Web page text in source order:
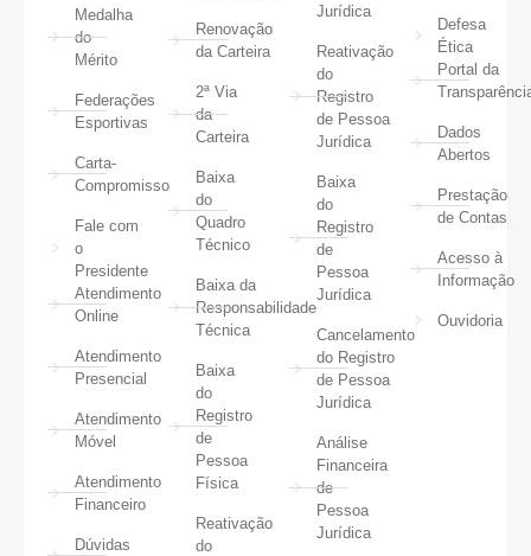
Medalha
do
Mérito
Federações
Esportivas
Carta-
Compromisso
Fale com
o
Presidente
Atendimento
Online
Atendimento
Presencial
Atendimento
Móvel
Atendimento
Financeiro
Dúvidas
Renovação
da Carteira
2ª Via
da
Carteira
Baixa
do
Quadro
Técnico
Baixa da
Responsabilidade
Técnica
Baixa
do
Registro
de
Pessoa
Física
Reativação
do
Jurídica
Reativação
do
Registro
de Pessoa
Jurídica
Baixa
do
Registro
de
Pessoa
Jurídica
Cancelamento
do Registro
de Pessoa
Jurídica
Análise
Financeira
de
Pessoa
Jurídica
Defesa
Ética
Portal da
Dados
Abertos
Prestação
de Contas
Acesso à
Informação
Ouvidoria